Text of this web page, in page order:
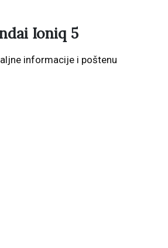
Ioniq 5
informacije i poštenu